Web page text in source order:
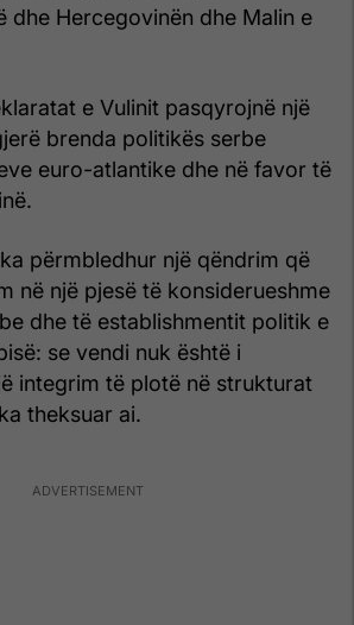
dhe Hercegovinën dhe Malin e
e Vulinit pasqyrojnë një
brenda politikës serbe
euro-atlantike dhe në favor të
përmbledhur një qëndrim që
në një pjesë të konsiderueshme
dhe të establishmentit politik e
se vendi nuk është i
integrim të plotë në strukturat
theksuar ai.